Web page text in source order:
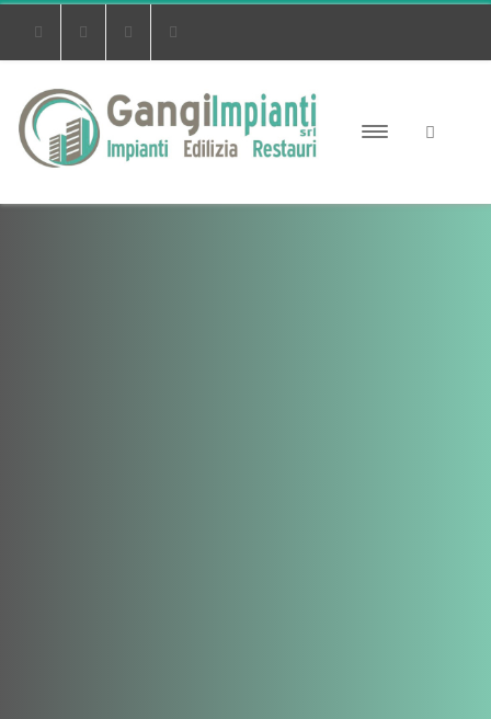
PhoneEmail FacebookLinkedin